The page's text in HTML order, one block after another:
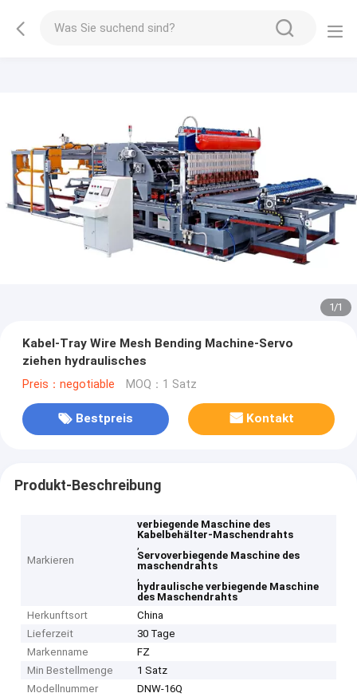
1/1
Kabel-Tray Wire Mesh Bending Machine-Servo
ziehen hydraulisches
Preis：negotiable MOQ：1 Satz
Bestpreis Kontakt
Produkt-Beschreibung
Markieren
verbiegende Maschine des
Kabelbehälter-Maschendrahts
,
Servoverbiegende Maschine des
maschendrahts
,
hydraulische verbiegende Maschine
des Maschendrahts
Herkunftsort
China
Lieferzeit
30 Tage
Markenname
FZ
Min Bestellmenge
1 Satz
Modellnummer
DNW-16Q